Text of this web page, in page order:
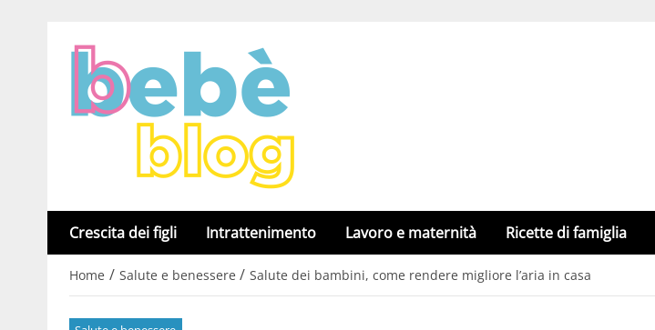
Crescita dei figli Intrattenimento Lavoro e maternità Ricette di famiglia
Home / Salute e benessere / Salute dei bambini, come rendere migliore l’aria in casa